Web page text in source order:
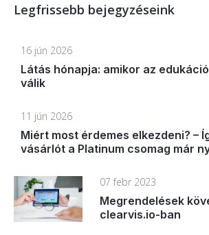
Legfrissebb bejegyzéseink
16 jún 2026
Látás hónapja: amikor az
válik
11 jún 2026
Miért most érdemes elkezdeni? –
vásárlót a Platinum csomag már
07 febr 2023
Megrendelések
clearvis.io-ban